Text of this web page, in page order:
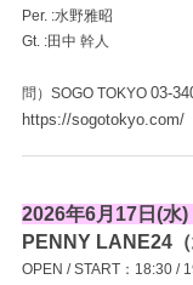
Per. :水野雅昭
Gt. :田中 幹人
問）SOGO TOKYO 03-
https://sogotokyo.com/
2026年6月17日(
PENNY LANE24（
OPEN / START：18:30 /